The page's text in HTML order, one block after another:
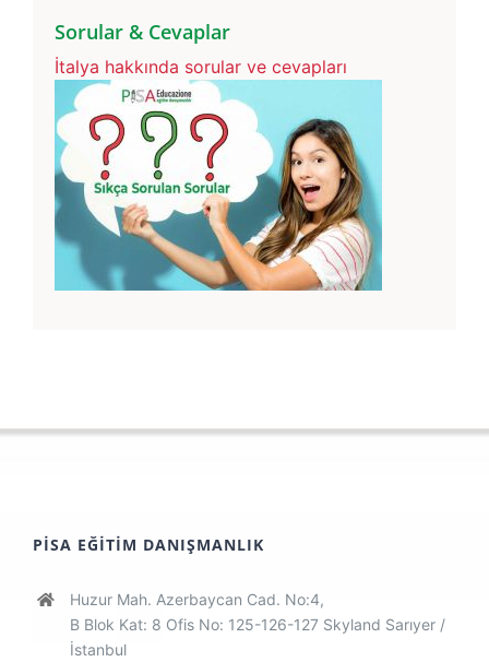
Sorular & Cevaplar
İtalya hakkında sorular ve cevapları
PISA EĞITIM DANIŞMANLIK
Huzur Mah. Azerbaycan Cad. No:4,
B Blok Kat: 8 Ofis No: 125-126-127 Skyland Sarıyer /
İstanbul